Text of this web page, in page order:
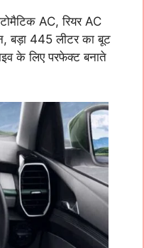
AC, रियर AC
बड़ा 445 लीटर का बूट
के लिए परफेक्ट बनाते